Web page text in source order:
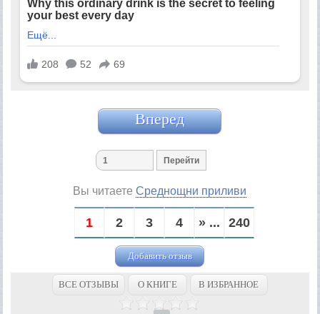
Вперед
Вы читаетеСреднощни приливи
1 2 3 4 » ... 240
Добавить отзыв
ВСЕ ОТЗЫВЫ О КНИГЕ В ИЗБРАННОЕ